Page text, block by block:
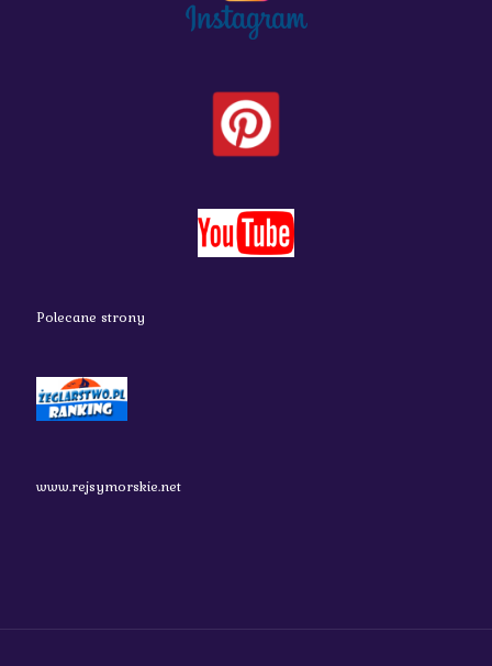
Polecane strony
www.rejsymorskie.net